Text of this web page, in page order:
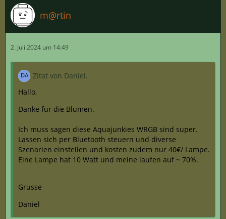
m@rtin
2. Juli 2024 um 14:49
Zitat von Daniel.
Hallo,
Danke für die Blumen.
Ich muss sagen diese Aquajunkies WRGB sind super.
Lassen sich per Bluetooth steuern und diverse
Szenarien einstellen und kosten zudem nur 40€/ Lampe.
Eine Lampe hat 10 Watt und meine laufen auf ~ 70%.
Grusse
Daniel